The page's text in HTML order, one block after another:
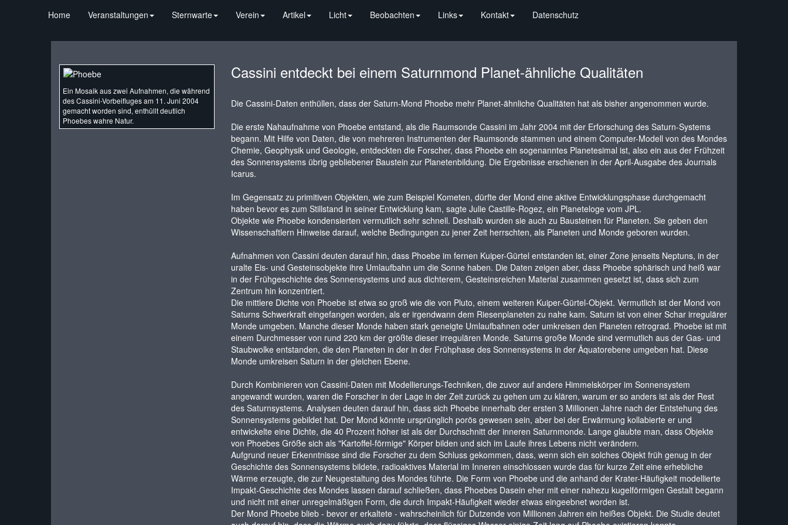
Home Veranstaltungen Sternwarte Verein Artikel Licht Beobachten Links Kontakt Datenschutz
Ein Mosaik aus zwei Aufnahmen, die während
des Cassini-Vorbeifluges am 11. Juni 2004
gemacht worden sind, enthüllt deutlich
Phoebes wahre Natur.
Cassini entdeckt bei einem Saturnmond Planet-ähnliche Qualitäten
Die Cassini-Daten enthüllen, dass der Saturn-Mond Phoebe mehr Planet-ähnliche Qualitäten hat als bisher angenommen wurde.
Die erste Nahaufnahme von Phoebe entstand, als die Raumsonde Cassini im Jahr 2004 mit der Erforschung des Saturn-Systems
begann. Mit Hilfe von Daten, die von mehreren Instrumenten der Raumsonde stammen und einem Computer-Modell von des Mondes
Chemie, Geophysik und Geologie, entdeckten die Forscher, dass Phoebe ein sogenanntes Planetesimal ist, also ein aus der Frühzeit
des Sonnensystems übrig gebliebener Baustein zur Planetenbildung. Die Ergebnisse erschienen in der April-Ausgabe des Journals
Icarus.
Im Gegensatz zu primitiven Objekten, wie zum Beispiel Kometen, dürfte der Mond eine aktive Entwicklungsphase durchgemacht
haben bevor es zum Stillstand in seiner Entwicklung kam, sagte Julie Castille-Rogez, ein Planeteloge vom JPL.
Objekte wie Phoebe kondensierten vermutlich sehr schnell. Deshalb wurden sie auch zu Bausteinen für Planeten. Sie geben den
Wissenschaftlern Hinweise darauf, welche Bedingungen zu jener Zeit herrschten, als Planeten und Monde geboren wurden.
Aufnahmen von Cassini deuten darauf hin, dass Phoebe im fernen Kuiper-Gürtel entstanden ist, einer Zone jenseits Neptuns, in der
uralte Eis- und Gesteinsobjekte ihre Umlaufbahn um die Sonne haben. Die Daten zeigen aber, dass Phoebe sphärisch und heiß war
in der Frühgeschichte des Sonnensystems und aus dichterem, Gesteinsreichen Material zusammen gesetzt ist, dass sich zum
Zentrum hin konzentriert.
Die mittlere Dichte von Phoebe ist etwa so groß wie die von Pluto, einem weiteren Kuiper-Gürtel-Objekt. Vermutlich ist der Mond von
Saturns Schwerkraft eingefangen worden, als er irgendwann dem Riesenplaneten zu nahe kam. Saturn ist von einer Schar irregulärer
Monde umgeben. Manche dieser Monde haben stark geneigte Umlaufbahnen oder umkreisen den Planeten retrograd. Phoebe ist mit
einem Durchmesser von rund 220 km der größte dieser irregulären Monde. Saturns große Monde sind vermutlich aus der Gas- und
Staubwolke entstanden, die den Planeten in der in der Frühphase des Sonnensystems in der Äquatorebene umgeben hat. Diese
Monde umkreisen Saturn in der gleichen Ebene.
Durch Kombinieren von Cassini-Daten mit Modellierungs-Techniken, die zuvor auf andere Himmelskörper im Sonnensystem
angewandt wurden, waren die Forscher in der Lage in der Zeit zurück zu gehen um zu klären, warum er so anders ist als der Rest
des Saturnsystems. Analysen deuten darauf hin, dass sich Phoebe innerhalb der ersten 3 Millionen Jahre nach der Entstehung des
Sonnensystems gebildet hat. Der Mond könnte ursprünglich porös gewesen sein, aber bei der Erwärmung kollabierte er und
entwickelte eine Dichte, die 40 Prozent höher ist als der Durchschnitt der inneren Saturnmonde. Lange glaubte man, dass Objekte
von Phoebes Größe sich als "Kartoffel-förmige" Körper bilden und sich im Laufe ihres Lebens nicht verändern.
Aufgrund neuer Erkenntnisse sind die Forscher zu dem Schluss gekommen, dass, wenn sich ein solches Objekt früh genug in der
Geschichte des Sonnensystems bildete, radioaktives Material im Inneren einschlossen wurde das für kurze Zeit eine erhebliche
Wärme erzeugte, die zur Neugestaltung des Mondes führte. Die Form von Phoebe und die anhand der Krater-Häufigkeit modellierte
Impakt-Geschichte des Mondes lassen darauf schließen, dass Phoebes Dasein eher mit einer nahezu kugelförmigen Gestalt begann
und nicht mit einer unregelmäßigen Form, die durch Impakt-Häufigkeit wieder etwas eingeebnet worden ist.
Der Mond Phoebe blieb - bevor er erkaltete - wahrscheinlich für Dutzende von Millionen Jahren ein heißes Objekt. Die Studie deutet